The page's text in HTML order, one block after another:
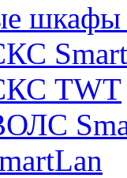
шкафы
TWT